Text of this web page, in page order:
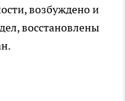
возбуждено и
восстановлены